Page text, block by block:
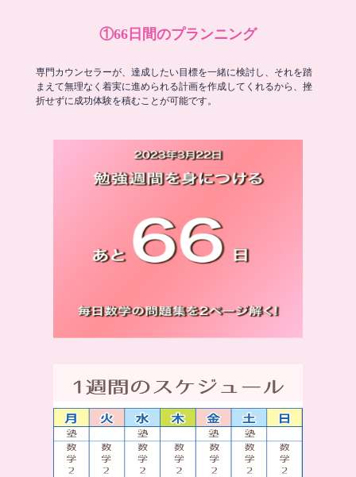
①66日間のプランニング
専門カウンセラーが、達成したい目標を一緒に検討し、それを踏
まえて無理なく着実に進められる計画を作成してくれるから、挫
折せずに成功体験を積むことが可能です。